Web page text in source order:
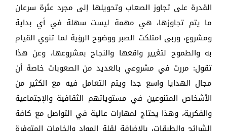
القدرة على تجاوز الصعاب وتحويلها إلى مجرد عثرة سرعان
ما يتم تجاوزها، هي مهمة ليست سهلة في أي بداية
ومشروع، وربى امتلكت الصبر ووضوح الرؤية لما تنوي القيام
به والطموح لتغيير واقعها والنجاح بمشروعها، وعن هذا
تقول: مررت في مشروعي بالعديد من الصعوبات خاصة أن
مجال الهدايا واسع جدا ويتم التعامل فيه مع الكثير من
الأشخاص المتنوعين في مستوياتهم الثقافية والإجتماعية
والفكرية، وهذا يحتاج لمهارات عالية في التواصل مع كافة